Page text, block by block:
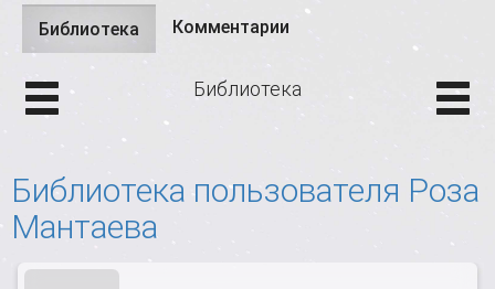
Главные вкладки
Библиотека (активная
вкладка)
Комментарии
Библиотека
Библиотека пользователя Роза
Мантаева